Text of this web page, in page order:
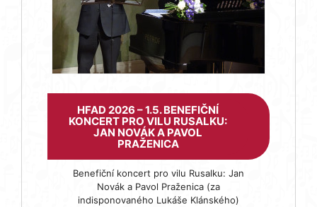
HFAD 2026 – 1.5. BENEFIČNÍ
KONCERT PRO VILU RUSALKU:
JAN NOVÁK A PAVOL
PRAŽENICA
Benefiční koncert pro vilu Rusalku: Jan
Novák a Pavol Praženica (za
indisponovaného Lukáše Klánského)